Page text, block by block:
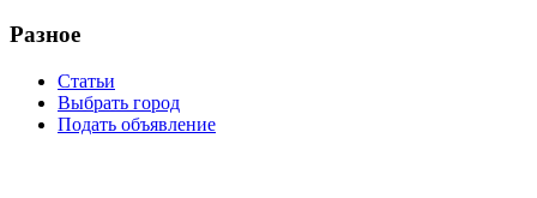
Разное
Статьи
Выбрать город
Подать объявление